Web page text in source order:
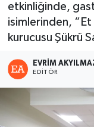
etkinliğinde,
isimlerinden, “Et
kurucusu Şükrü
EVRIM
EDITÖR